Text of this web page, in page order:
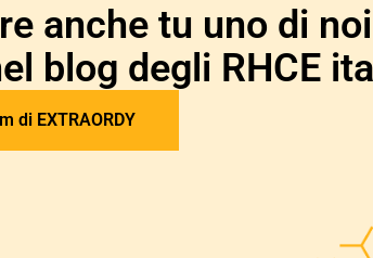
anche tu uno di
blog degli RHCE
di EXTRAORDY